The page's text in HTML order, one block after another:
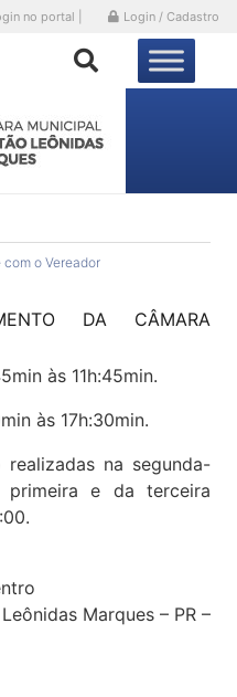
no portal | Login / Cadastro
com o Vereador
DA CÂMARA
às 11h:45min.
às 17h:30min.
realizadas na segunda-
e da terceira
Marques – PR –